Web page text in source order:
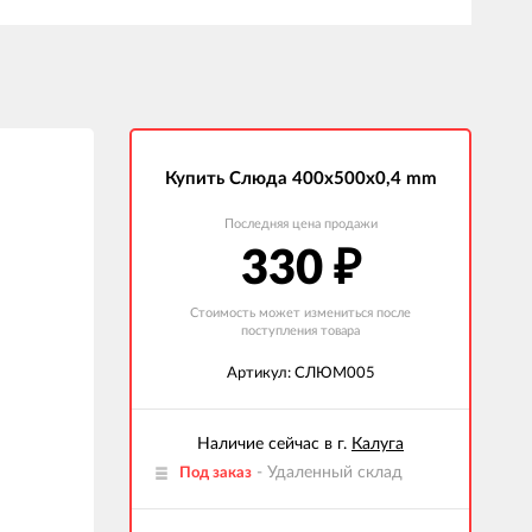
Купить Слюда 400x500x0,4 mm
Последняя цена продажи
330 ₽
Стоимость может измениться после
поступления товара
Артикул: СЛЮМ005
Наличие сейчас в г. Калуга
Под заказ - Удаленный склад